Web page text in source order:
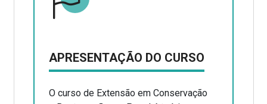
APRESENTAÇÃO DO CURSO
O curso de Extensão em Conservação